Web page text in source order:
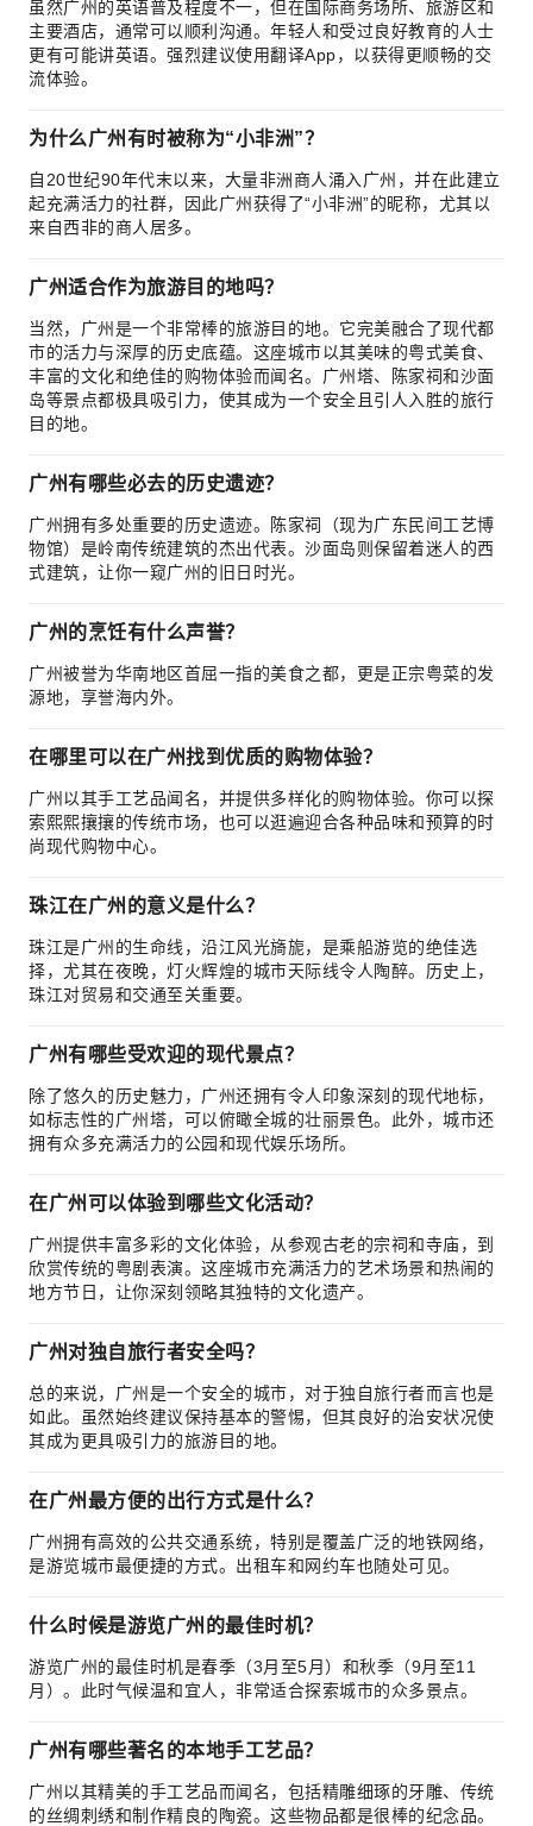
虽然广州的英语普及程度不一，但在国际商务场所、旅游区和
主要酒店，通常可以顺利沟通。年轻人和受过良好教育的人士
更有可能讲英语。强烈建议使用翻译App，以获得更顺畅的交
流体验。
为什么广州有时被称为“小非洲”？
自20世纪90年代末以来，大量非洲商人涌入广州，并在此建立
起充满活力的社群，因此广州获得了“小非洲”的昵称，尤其以
来自西非的商人居多。
广州适合作为旅游目的地吗？
当然，广州是一个非常棒的旅游目的地。它完美融合了现代都
市的活力与深厚的历史底蕴。这座城市以其美味的粤式美食、
丰富的文化和绝佳的购物体验而闻名。广州塔、陈家祠和沙面
岛等景点都极具吸引力，使其成为一个安全且引人入胜的旅行
目的地。
广州有哪些必去的历史遗迹？
广州拥有多处重要的历史遗迹。陈家祠（现为广东民间工艺博
物馆）是岭南传统建筑的杰出代表。沙面岛则保留着迷人的西
式建筑，让你一窥广州的旧日时光。
广州的烹饪有什么声誉？
广州被誉为华南地区首屈一指的美食之都，更是正宗粤菜的发
源地，享誉海内外。
在哪里可以在广州找到优质的购物体验？
广州以其手工艺品闻名，并提供多样化的购物体验。你可以探
索熙熙攘攘的传统市场，也可以逛遍迎合各种品味和预算的时
尚现代购物中心。
珠江在广州的意义是什么？
珠江是广州的生命线，沿江风光旖旎，是乘船游览的绝佳选
择，尤其在夜晚，灯火辉煌的城市天际线令人陶醉。历史上，
珠江对贸易和交通至关重要。
广州有哪些受欢迎的现代景点？
除了悠久的历史魅力，广州还拥有令人印象深刻的现代地标，
如标志性的广州塔，可以俯瞰全城的壮丽景色。此外，城市还
拥有众多充满活力的公园和现代娱乐场所。
在广州可以体验到哪些文化活动？
广州提供丰富多彩的文化体验，从参观古老的宗祠和寺庙，到
欣赏传统的粤剧表演。这座城市充满活力的艺术场景和热闹的
地方节日，让你深刻领略其独特的文化遗产。
广州对独自旅行者安全吗？
总的来说，广州是一个安全的城市，对于独自旅行者而言也是
如此。虽然始终建议保持基本的警惕，但其良好的治安状况使
其成为更具吸引力的旅游目的地。
在广州最方便的出行方式是什么？
广州拥有高效的公共交通系统，特别是覆盖广泛的地铁网络，
是游览城市最便捷的方式。出租车和网约车也随处可见。
什么时候是游览广州的最佳时机？
游览广州的最佳时机是春季（3月至5月）和秋季（9月至11
月）。此时气候温和宜人，非常适合探索城市的众多景点。
广州有哪些著名的本地手工艺品？
广州以其精美的手工艺品而闻名，包括精雕细琢的牙雕、传统
的丝绸刺绣和制作精良的陶瓷。这些物品都是很棒的纪念品。